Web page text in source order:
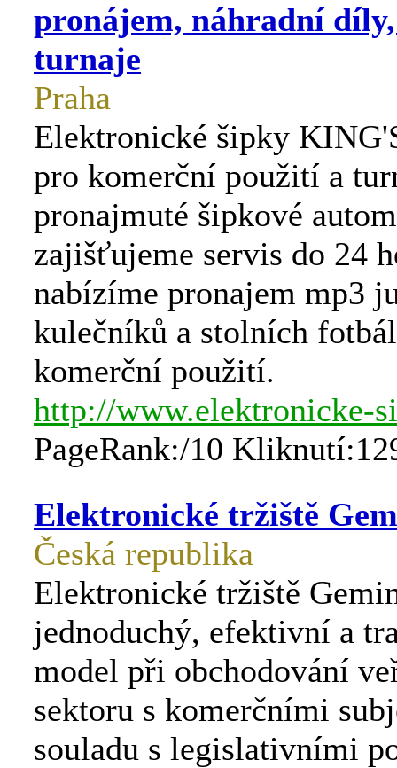
pronájem, náhradní
turnaje
Praha
Elektronické šipky
pro komerční použití a
pronajmuté šipkové
zajišťujeme servis do 24
nabízíme pronajem mp3
kulečníků a stolních
komerční použití.
http://www.elektronicke-
PageRank:/10
Elektronické tržiště
Česká republika
Elektronické tržiště
jednoduchý, efektivní a
model při obchodování
sektoru s komerčními
souladu s legislativními